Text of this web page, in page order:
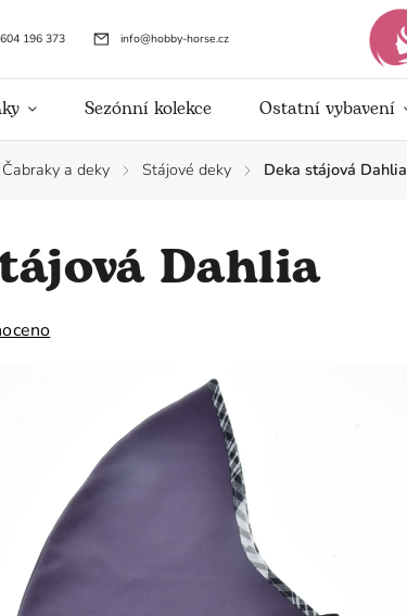
196 373 info@hobby-horse.cz
Sezónní kolekce Ostatní vybavení
Čabraky a deky / Stájové deky / Deka stájová Dahlia
Dahlia